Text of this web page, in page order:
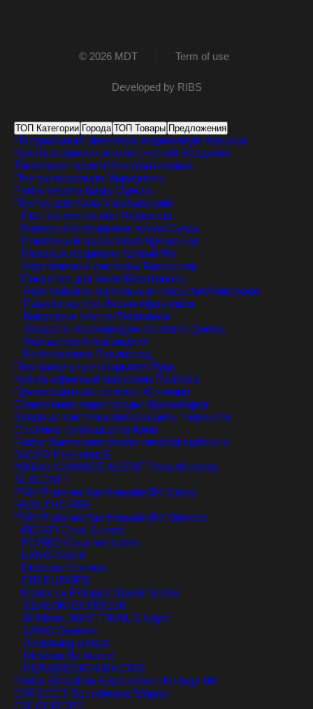
© 2026 MDT Term of use
Developed by RIBS
ТОП Категории Города ТОП Товары Предложения
Натуральный линолеум мармолеум Харьков
Купить ковролин коммерческий Бердянск
Линолеум таркетт Константиновка
Плитку ковровую Мариуполь
Forbo tessera basis Одесса
Плитку для пола Хмельницкий
Пвх панели на пол Черкассы
Напольное покрытие винил Сумы
Плиточный мармолеум Кременчуг
Половое покритие Кривой Рог
Акустические системы Тернополь
Покритие для пола Мелитополь
Акустические напольные покрытия Николаев
Панели на пол Ивано-Франковск
Ковровые плитки Лисичанск
Заказать перегородки из стекла Днепр
Фальшпол Александрия
Forbo tessera Павлоград
Пвх напольные покрытия Луцк
Купить офисный ковролин Полтава
Грязезащитная система Житомир
Стеклянние перегородки Краматорск
Входные системы грязезащиты Чернигов
Система грязезащиты Киев
Forbo Marmoleum meets mendini harlekino
INCATI President E
Milliken CHANGE AGENT Pure Alchemy
SLALOM T
PVH Plate en Van Heusde BV Cross
HEALTHCARE
PVH Plate en Van Heusde BV Orinoco
INCATI Coral (Lines)
FORBO Coral welcome
LANO Granit
Dickson Cosmos
CBI EUROPE
Flotex by Philippe Starck Vortex
SLALOM ECODESK
Milliken LIGHT TRAILS Night
LANO Queens
Armstrong метал
Dickson Be tweed
HERADESIGN MACRO
Forbo Showtime Experience Heritage 06
OFFECCT Soundwave Stripes